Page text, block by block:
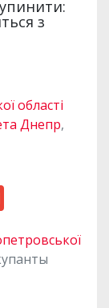
області
Днепр,
l